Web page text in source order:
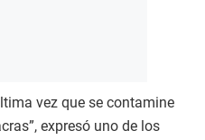
vez que se contamine
expresó uno de los